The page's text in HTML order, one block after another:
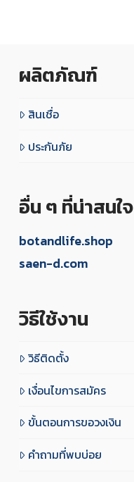
ผลิตภัณฑ์
สินเชื่อ
ประกันภัย
อื่น ๆ ที่น่าสนใจ
botandlife.shop
saen-d.com
วิธีใช้งาน
วิธีติดตั้ง
เงื่อนไขการสมัคร
ขั้นตอนการขอวงเงิน
คำถามที่พบบ่อย